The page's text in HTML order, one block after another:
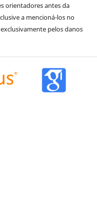
orientadores antes da
a mencioná-los no
pelos danos